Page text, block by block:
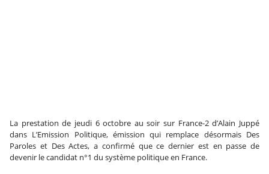
La prestation de jeudi 6 octobre au soir sur France-2 d’Alain Juppé
dans L’Emission Politique, émission qui remplace désormais Des
Paroles et Des Actes, a confirmé que ce dernier est en passe de
devenir le candidat n°1 du système politique en France.